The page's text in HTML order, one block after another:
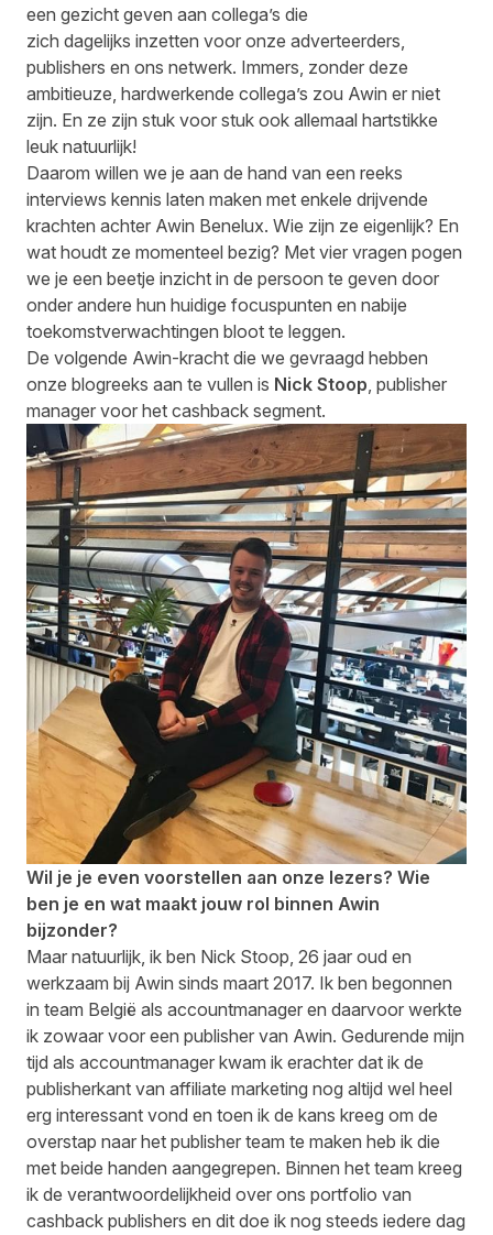
een gezicht geven aan collega’s die
zich dagelijks inzetten voor onze adverteerders,
publishers en ons netwerk. Immers, zonder deze
ambitieuze, hardwerkende collega’s zou Awin er niet
zijn. En ze zijn stuk voor stuk ook allemaal hartstikke
leuk natuurlijk!
Daarom willen we je aan de hand van een reeks
interviews kennis laten maken met enkele drijvende
krachten achter Awin Benelux. Wie zijn ze eigenlijk? En
wat houdt ze momenteel bezig? Met vier vragen pogen
we je een beetje inzicht in de persoon te geven door
onder andere hun huidige focuspunten en nabije
toekomstverwachtingen bloot te leggen.
De volgende Awin-kracht die we gevraagd hebben
onze blogreeks aan te vullen is Nick Stoop, publisher
manager voor het cashback segment.
Wil je je even voorstellen aan onze lezers? Wie
ben je en wat maakt jouw rol binnen Awin
bijzonder?
Maar natuurlijk, ik ben Nick Stoop, 26 jaar oud en
werkzaam bij Awin sinds maart 2017. Ik ben begonnen
in team België als accountmanager en daarvoor werkte
ik zowaar voor een publisher van Awin. Gedurende mijn
tijd als accountmanager kwam ik erachter dat ik de
publisherkant van affiliate marketing nog altijd wel heel
erg interessant vond en toen ik de kans kreeg om de
overstap naar het publisher team te maken heb ik die
met beide handen aangegrepen. Binnen het team kreeg
ik de verantwoordelijkheid over ons portfolio van
cashback publishers en dit doe ik nog steeds iedere dag